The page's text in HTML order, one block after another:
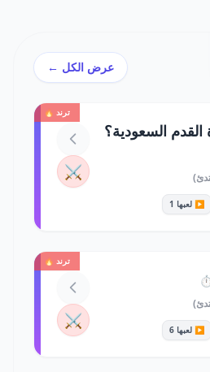
عرض الكل ←
ترند 🔥
السعودية؟
▶️ لعبها 1
⚔️
ترند 🔥
▶️ لعبها 6 ⚔️